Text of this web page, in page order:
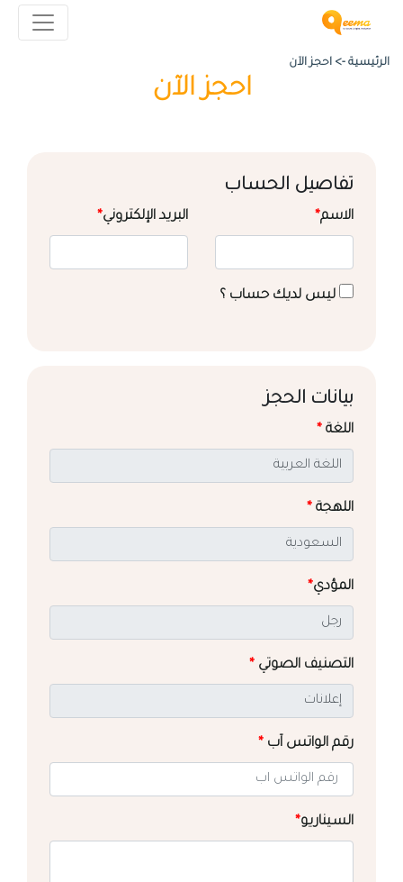
الرئيسية -> احجز الآن
احجز الآن
تفاصيل الحساب
الاسم* البريد الإلكتروني*
ليس لديك حساب ؟
بيانات الحجز
اللغة *
اللهجة *
المؤدي*
التصنيف الصوتي *
رقم الواتس آب *
السيناريو*